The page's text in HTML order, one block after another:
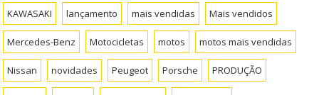
KAWASAKI lançamento mais vendidas Mais vendidos
Mercedes-Benz Motocicletas motos motos mais vendidas
Nissan novidades Peugeot Porsche PRODUÇÃO